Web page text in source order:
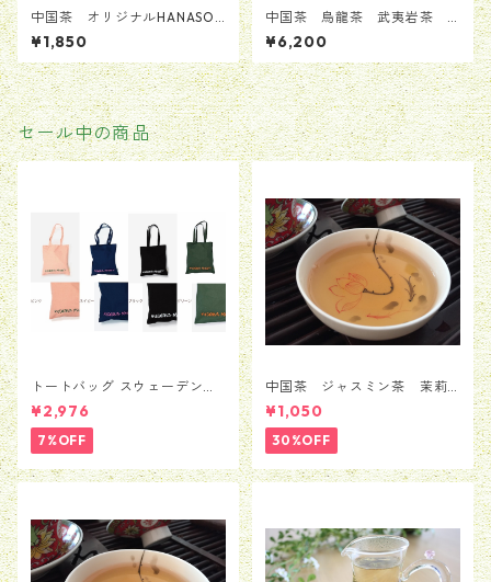
中国茶 オリジナルHANASOU
VIお茶セット ３種類入り
計18.4g ポスト投函無料配送
¥1,850
中国茶 烏龍茶 武夷岩茶
ウーロン 花の香り ダーホン
パオ 大紅袍 桃の香り オリジナ
ル商品 コスパ最強 貴重 お引
き出物 プレゼント ギフト 無添
加 42.5g
¥6,200
セール中の商品
トートバッグ スウェーデン
Moderna Museet モデルナ 美
術館 ストックホルム メン
ズ レディース 男女兼用
並行輸入品 送料無料 カバン
バッグ BAG かばん
¥2,976
7%OFF
中国茶 ジャスミン茶 茉莉
花茶 銀毫インハオウ 50
ｇ
¥1,050
30%OFF